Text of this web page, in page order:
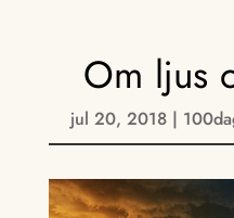
Om ljus
jul 20, 2018|